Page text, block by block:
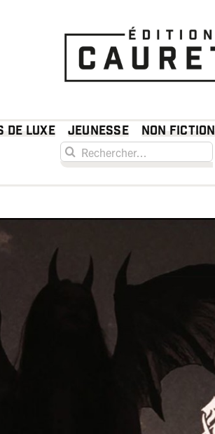
de luxe Jeunesse Non fiction
Rechercher: